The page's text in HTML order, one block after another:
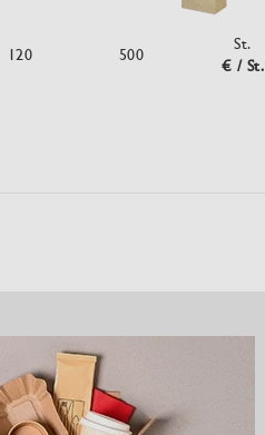
120 500
St.
€ / St.